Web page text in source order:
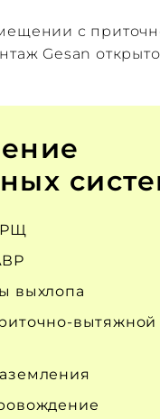
с
Gesan
выхлопа